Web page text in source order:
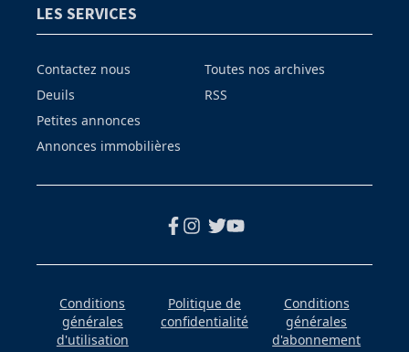
LES SERVICES
Contactez nous
Deuils
Petites annonces
Annonces immobilières
Toutes nos archives
RSS
Conditions
générales
d'utilisation
Politique de
confidentialité
Conditions
générales
d'abonnement